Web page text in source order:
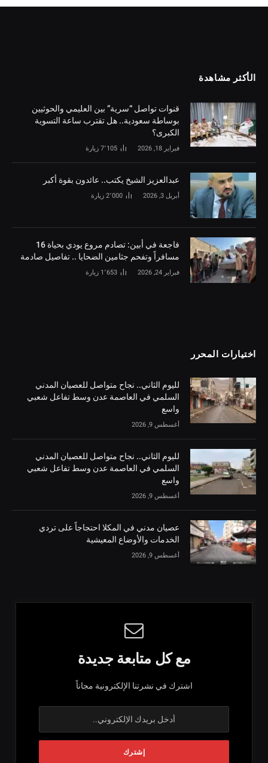
الأكثر مشاهدة
قنوات تواصل “سرية” بين العليمي والحوثيين
بوساطة سعودية.. هل تقترب ساعة التسوية
الكبرى؟
فبراير 18, 2026 7٬105 زيارة
‏عبدالعزيز الشيخ يكتب.. عائدون بقوة أكبر
أبريل 3, 2026 2٬000 زيارة
فاجعة في أبين: تصادم مروع يودي بحياة 16
مسافراً وتفحم جثامين الضحايا .. تفاصيل صادمة
فبراير 24, 2026 1٬653 زيارة
اختيارات المحرر
لليوم الثاني.. نجاح متواصل للعصيان المدني
السلمي في العاصمة عدن وسط تفاعل شعبي
واسع
أغسطس 9, 2026
لليوم الثاني.. نجاح متواصل للعصيان المدني
السلمي في العاصمة عدن وسط تفاعل شعبي
واسع
أغسطس 9, 2026
عصيان مدني في المكلا احتجاجاً على تردي
الخدمات والأوضاع المعيشية
أغسطس 9, 2026
مع كل متابعة جديدة
اشترك في نشرتنا الإلكترونية مجاناً